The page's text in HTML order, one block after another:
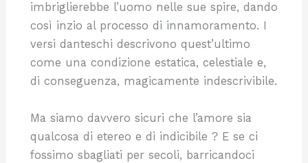
imbriglierebbe l’uomo nelle sue spire, dando
così inzio al processo di innamoramento. I
versi danteschi descrivono quest’ultimo
come una condizione estatica, celestiale e,
di conseguenza, magicamente indescrivibile.
Ma siamo davvero sicuri che l’amore sia
qualcosa di etereo e di indicibile ? E se ci
fossimo sbagliati per secoli, barricandoci